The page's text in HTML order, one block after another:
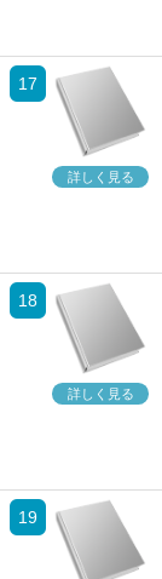
17
詳しく見る
18
詳しく見る
19